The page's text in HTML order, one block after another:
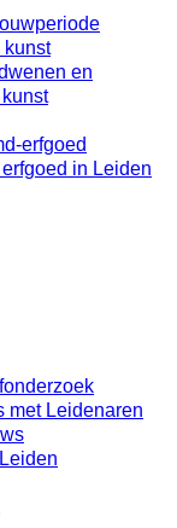
kunst
en
erfgoed
in Leiden
met Leidenaren